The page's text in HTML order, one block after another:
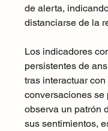
de alerta,
distanciarse de la
Los indicadores
persistentes de
tras interactuar
conversaciones se
observa un patrón
sus sentimientos,